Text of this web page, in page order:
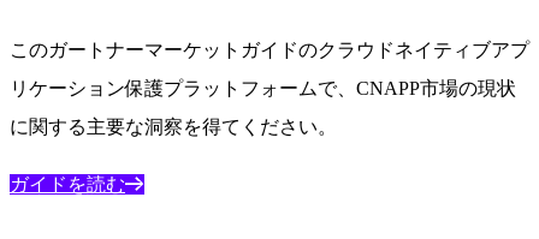
このガートナーマーケットガイドのクラウドネイティブアプ
リケーション保護プラットフォームで、CNAPP市場の現状
に関する主要な洞察を得てください。
ガイドを読む